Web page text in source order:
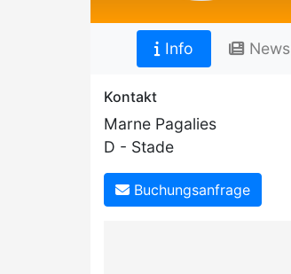
Info News
Kontakt
Marne Pagalies
D - Stade
Buchungsanfrage